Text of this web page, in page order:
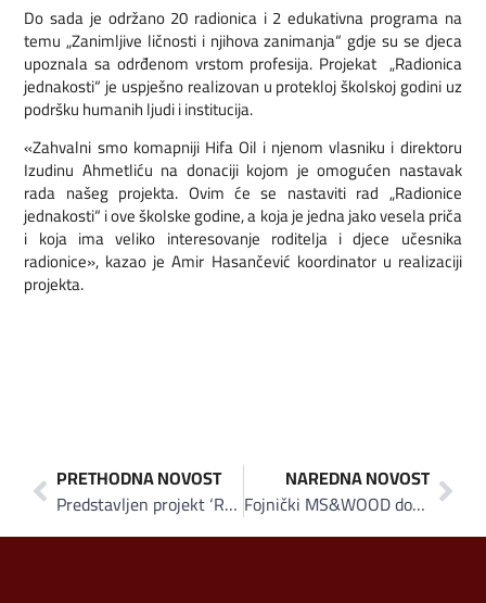
Do sada je održano 20 radionica i 2 edukativna programa na
temu „Zanimljive ličnosti i njihova zanimanja“ gdje su se djeca
upoznala sa odrđenom vrstom profesija. Projekat „Radionica
jednakosti“ je uspješno realizovan u protekloj školskoj godini uz
podršku humanih ljudi i institucija.
«Zahvalni smo komapniji Hifa Oil i njenom vlasniku i direktoru
Izudinu Ahmetliću na donaciji kojom je omogućen nastavak
rada našeg projekta. Ovim će se nastaviti rad „Radionice
jednakosti“ i ove školske godine, a koja je jedna jako vesela priča
i koja ima veliko interesovanje roditelja i djece učesnika
radionice», kazao je Amir Hasančević koordinator u realizaciji
projekta.
PRETHODNA NOVOST
Predstavljen projekt ‘Razvoj Smjernica za prevenciju nasilja nad djecom u BiH’
NAREDNA NOVOST
Fojnički MS&WOOD dobitnik dvije prestižne nagrade German Design Award 2018